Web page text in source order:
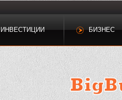
ИНВЕСТИЦИИ БИЗНЕС